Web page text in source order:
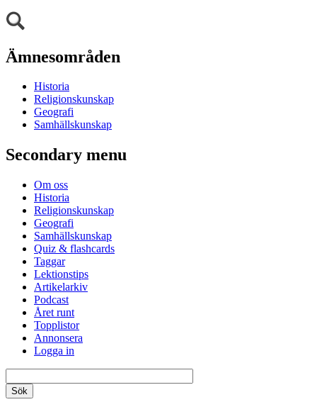
Ämnesområden
Historia
Religionskunskap
Geografi
Samhällskunskap
Secondary menu
Om oss
Historia
Religionskunskap
Geografi
Samhällskunskap
Quiz & flashcards
Taggar
Lektionstips
Artikelarkiv
Podcast
Året runt
Topplistor
Annonsera
Logga in